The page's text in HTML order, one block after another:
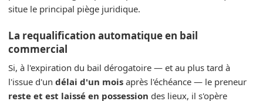
situe le principal piège juridique.
La requalification automatique en bail
commercial
Si, à l'expiration du bail dérogatoire — et au plus tard à
l'issue d'un délai d'un mois après l'échéance — le preneur
reste et est laissé en possession des lieux, il s'opère